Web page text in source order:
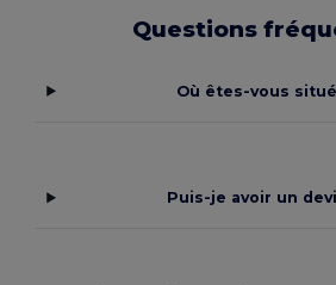
Questions
Où êtes-vous
Puis-je avoir un